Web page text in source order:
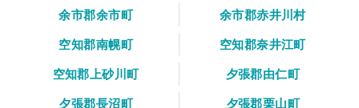
余市郡余市町
余市郡赤井川村
空知郡南幌町
空知郡奈井江町
空知郡上砂川町
夕張郡由仁町
夕張郡長沼町
夕張郡栗山町